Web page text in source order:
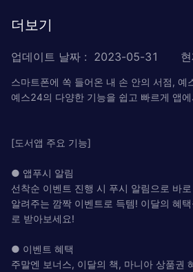
더보기
업데이트 날짜 : 2023-05-31
스마트폰에 쏙 들어온 내 손 안의 서점, 예
예스24의 다양한 기능을 쉽고 빠르게 앱
[도서앱 주요 기능]
● 앱푸시 알림
선착순 이벤트 진행 시 푸시 알림으로 바
알려주는 깜짝 이벤트로 득템! 이달의 혜
로 받아보세요!
● 이벤트 혜택
주말엔 보너스, 이달의 책, 마니아 상품권